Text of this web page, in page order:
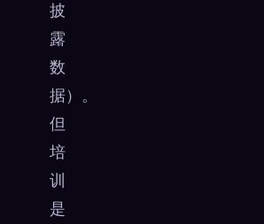
披
露
数
据）。
但
培
训
是